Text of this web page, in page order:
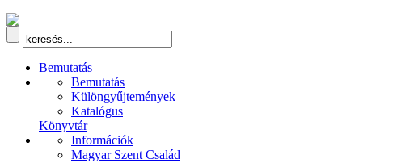
Bemutatás
Bemutatás
Különgyűjtemények
Katalógus
Könyvtár
Információk
Magyar Szent Család